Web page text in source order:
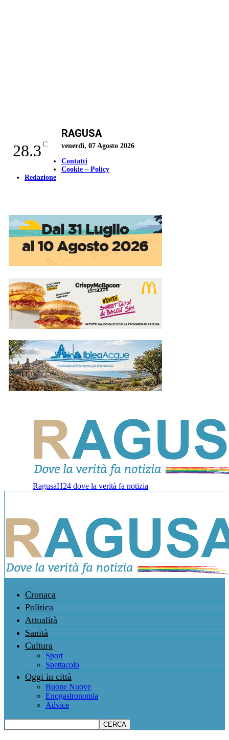
28.3C
RAGUSA
venerdì, 07 Agosto 2026
Contatti
Cookie – Policy
Redazione
RagusaH24 dove la verità fa notizia
Cronaca
Politica
Attualità
Sanità
Cultura
Sport
Spettacolo
Oggi in città
Buone Nuove
Enogastronomia
Advice